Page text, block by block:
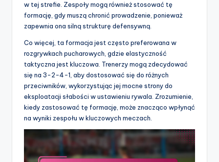
w tej strefie. Zespoły mogą również stosować tę
formację, gdy muszą chronić prowadzenie, ponieważ
zapewnia ona silną strukturę defensywną.
Co więcej, ta formacja jest często preferowana w
rozgrywkach pucharowych, gdzie elastyczność
taktyczna jest kluczowa. Trenerzy mogą zdecydować
się na 3-2-4-1, aby dostosować się do różnych
przeciwników, wykorzystując jej mocne strony do
eksploatacji słabości w ustawieniu rywala. Zrozumienie,
kiedy zastosować tę formację, może znacząco wpłynąć
na wyniki zespołu w kluczowych meczach.